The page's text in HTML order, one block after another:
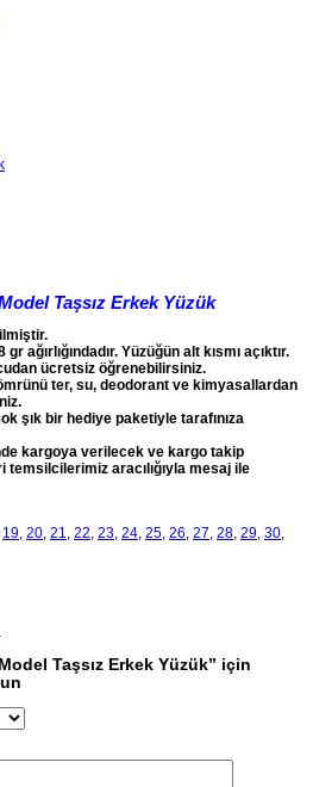
Taşsız Erkek Yüzük
ağırlığındadır. Yüzüğün alt kısmı açıktır.
ücretsiz öğrenebilirsiniz.
ter, su, deodorant ve kimyasallardan
şık bir hediye paketiyle tarafınıza
kargoya verilecek ve kargo takip
temsilcilerimiz aracılığıyla mesaj ile
19 20 21 22 23 24 25 26 27 28 29 30
Taşsız Erkek Yüzük” için